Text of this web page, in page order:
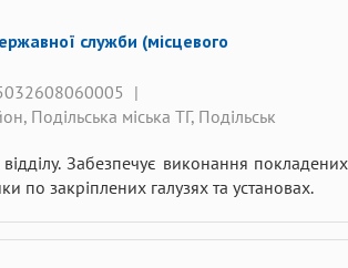
служби (місцевого
|
Подільська міська ТГ, Подільськ
Забезпечує виконання
по закріплених галузях та установах.